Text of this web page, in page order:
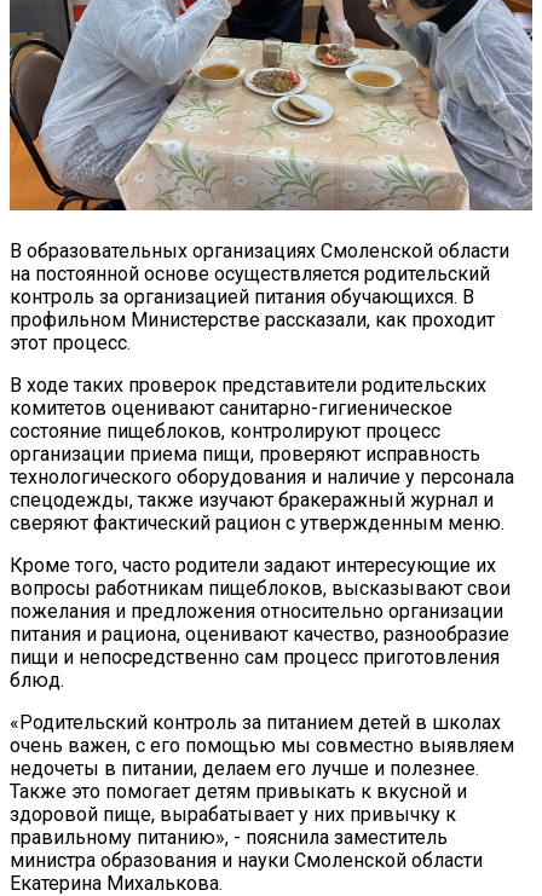
В образовательных организациях Смоленской области
на постоянной основе осуществляется родительский
контроль за организацией питания обучающихся. В
профильном Министерстве рассказали, как проходит
этот процесс.
В ходе таких проверок представители родительских
комитетов оценивают санитарно-гигиеническое
состояние пищеблоков, контролируют процесс
организации приема пищи, проверяют исправность
технологического оборудования и наличие у персонала
спецодежды, также изучают бракеражный журнал и
сверяют фактический рацион с утвержденным меню.
Кроме того, часто родители задают интересующие их
вопросы работникам пищеблоков, высказывают свои
пожелания и предложения относительно организации
питания и рациона, оценивают качество, разнообразие
пищи и непосредственно сам процесс приготовления
блюд.
«Родительский контроль за питанием детей в школах
очень важен, с его помощью мы совместно выявляем
недочеты в питании, делаем его лучше и полезнее.
Также это помогает детям привыкать к вкусной и
здоровой пище, вырабатывает у них привычку к
правильному питанию», - пояснила заместитель
министра образования и науки Смоленской области
Екатерина Михалькова.